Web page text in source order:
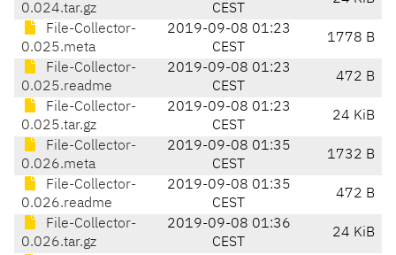
0.024.tar.gz
CEST
File-Collector-
0.025.meta
2019-09-08 01:23
CEST
1778 B
File-Collector-
0.025.readme
2019-09-08 01:23
CEST
472 B
File-Collector-
0.025.tar.gz
2019-09-08 01:23
CEST
24 KiB
File-Collector-
0.026.meta
2019-09-08 01:35
CEST
1732 B
File-Collector-
0.026.readme
2019-09-08 01:35
CEST
472 B
File-Collector-
0.026.tar.gz
2019-09-08 01:36
CEST
24 KiB